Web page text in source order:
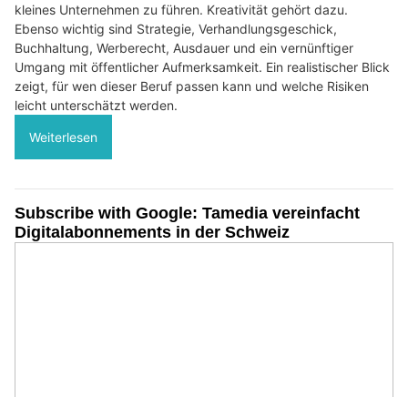
kleines Unternehmen zu führen. Kreativität gehört dazu.
Ebenso wichtig sind Strategie, Verhandlungsgeschick,
Buchhaltung, Werberecht, Ausdauer und ein vernünftiger
Umgang mit öffentlicher Aufmerksamkeit. Ein realistischer Blick
zeigt, für wen dieser Beruf passen kann und welche Risiken
leicht unterschätzt werden.
Weiterlesen
Subscribe with Google: Tamedia vereinfacht
Digitalabonnements in der Schweiz